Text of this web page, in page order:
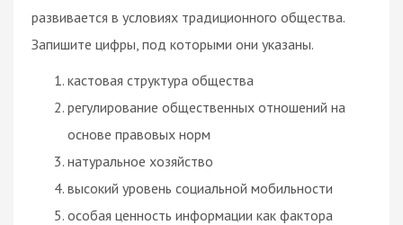
развивается в условиях традиционного общества.
Запишите цифры, под которыми они указаны.
кастовая структура общества
регулирование общественных отношений на
основе правовых норм
натуральное хозяйство
высокий уровень социальной мобильности
особая ценность информации как фактора